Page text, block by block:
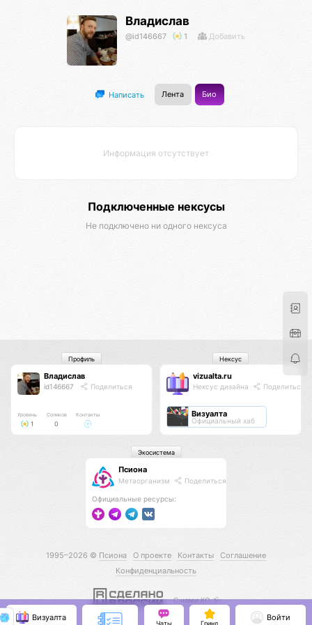
Владислав
@id146667 1 Добавить
Написать Лента Био
Информация отсутствует
Подключенные нексусы
Не подключено ни одного нексуса
Владислав
id146667 Поделиться
Уровень
1
Соликов
0
Контакты
Профиль
vizualta.ru
Нексус дизайна Поделиться
Визуалта
Официальный хаб
Нексус
Псиона
Метаорганизм Поделиться
Официальные ресурсы:
Экосистема
1995–2026 © Псиона О проекте Контакты
Соглашение
Конфиденциальность
С нами КО 🕉️
Визуалта
Чаты Гринд
Войти